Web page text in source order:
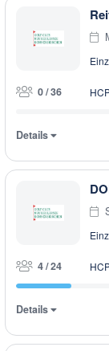
0 / 36
Details
4 / 24
Details